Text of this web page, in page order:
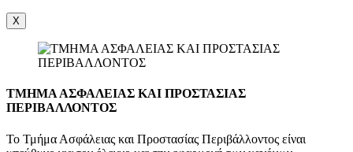
X
ΤΜΗΜΑ ΑΣΦΑΛΕΙΑΣ ΚΑΙ ΠΡΟΣΤΑΣΙΑΣ
ΠΕΡΙΒΑΛΛΟΝΤΟΣ
Το Τμήμα Ασφάλειας και Προστασίας Περιβάλλοντος είναι